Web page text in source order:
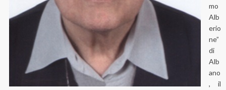
mo
Alb
erio
ne”
di
Alb
ano
, il